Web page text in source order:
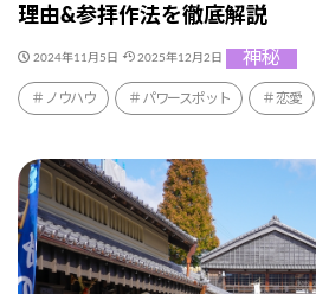
理由&参拝作法を徹底解説
2024年11月5日 2025年12月2日 神秘
ノウハウ パワースポット 恋愛